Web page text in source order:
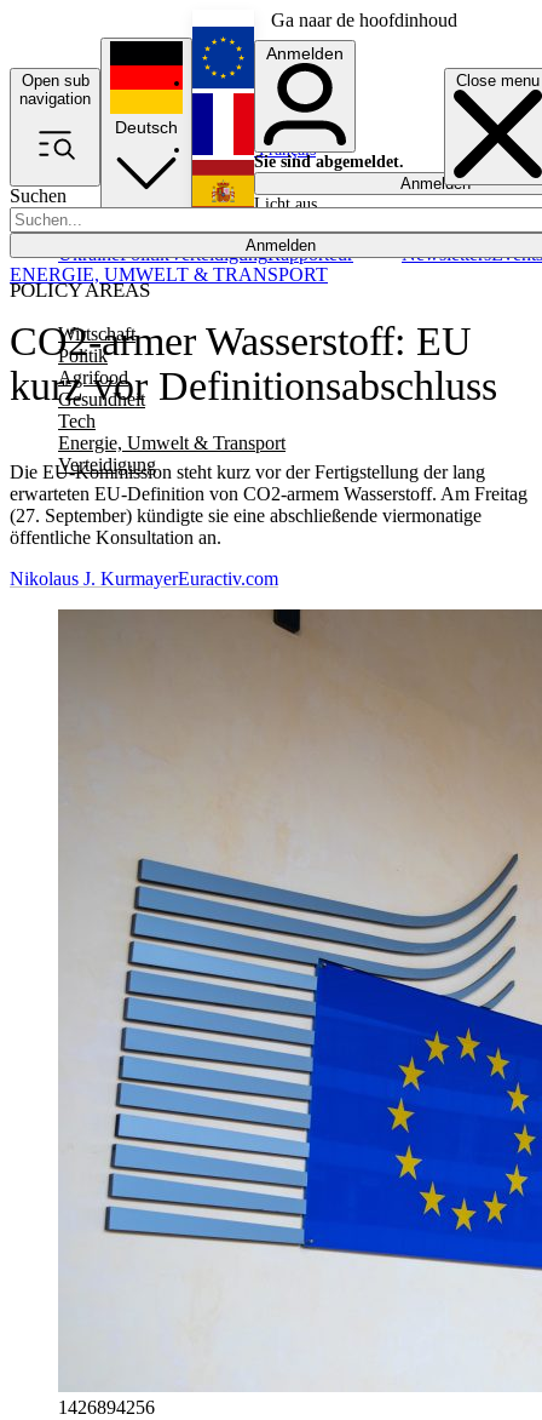
Ga naar de hoofdinhoud
Open sub
navigation
Close menu
Suchen
Anmelden
POLICY AREAS
Wirtschaft
Politik
Agrifood
Gesundheit
Tech
Energie, Umwelt & Transport
Verteidigung
UkrainePolitikVerteidigungRapporteur NewslettersEvents
Deutsch
English
Français
Anmelden
Sie sind abgemeldet.
Anmelden
Licht aus
CO2-armer Wasserstoff: EU
kurz vor Definitionsabschluss
Die EU-Kommission steht kurz vor der Fertigstellung der lang
erwarteten EU-Definition von CO2-armem Wasserstoff. Am Freitag
(27. September) kündigte sie eine abschließende viermonatige
öffentliche Konsultation an.
ENERGIE, UMWELT & TRANSPORT
Nikolaus J. KurmayerEuractiv.com
1426894256